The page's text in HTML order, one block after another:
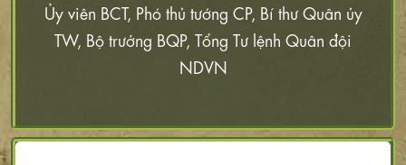
Ủy viên BCT, Phó thủ tướng CP, Bí thư Quân ủy
TW, Bộ trưởng BQP, Tổng Tư lệnh Quân đội
NDVN